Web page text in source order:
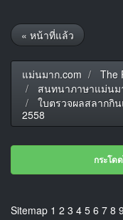
« หน้าที่แล้ว
แม่นมาก.com
The
สนทนาภาษาแม่นม
ใบตรวจผลสลากกิ
2558
กระโด
Sitemap 1 2 3 4 5 6 7 8 9